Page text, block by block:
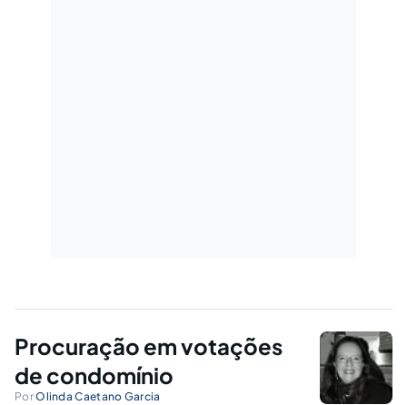
Procuração em votações
de condomínio
PorOlinda Caetano Garcia